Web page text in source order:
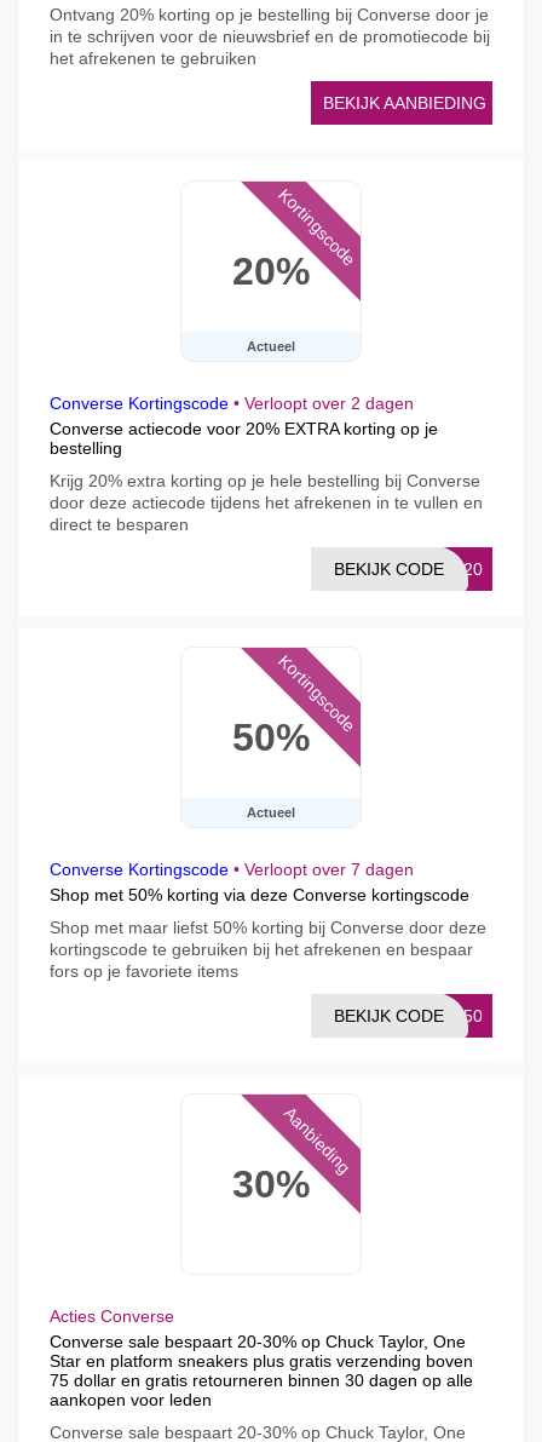
Ontvang 20% korting op je bestelling bij Converse door je
in te schrijven voor de nieuwsbrief en de promotiecode bij
het afrekenen te gebruiken
BEKIJK AANBIEDING
20%
Actueel
Kortingscode
Converse Kortingscode • Verloopt over 2 dagen
Converse actiecode voor 20% EXTRA korting op je
bestelling
Krijg 20% extra korting op je hele bestelling bij Converse
door deze actiecode tijdens het afrekenen in te vullen en
direct te besparen
RA20
BEKIJK CODE
50%
Actueel
Kortingscode
Converse Kortingscode • Verloopt over 7 dagen
Shop met 50% korting via deze Converse kortingscode
Shop met maar liefst 50% korting bij Converse door deze
kortingscode te gebruiken bij het afrekenen en bespaar
fors op je favoriete items
MO50
BEKIJK CODE
30%
Aanbieding
Acties Converse
Converse sale bespaart 20-30% op Chuck Taylor, One
Star en platform sneakers plus gratis verzending boven
75 dollar en gratis retourneren binnen 30 dagen op alle
aankopen voor leden
Converse sale bespaart 20-30% op Chuck Taylor, One